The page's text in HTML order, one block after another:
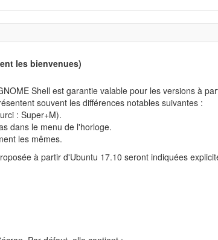
les bienvenues)
Shell est garantie valable pour les versions à
souvent les différences notables suivantes :
: Super+M).
dans le menu de l'horloge.
les mêmes.
à partir d'Ubuntu 17.10 seront indiquées